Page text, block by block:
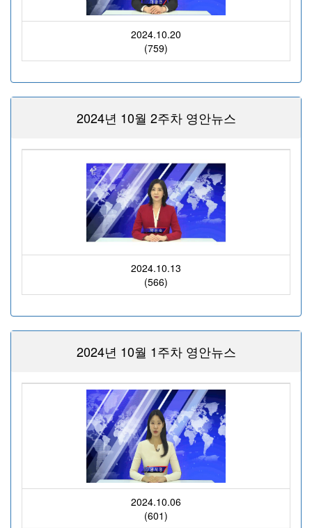
2024.10.20
(759)
2024년 10월 2주차 영안뉴스
2024.10.13
(566)
2024년 10월 1주차 영안뉴스
2024.10.06
(601)